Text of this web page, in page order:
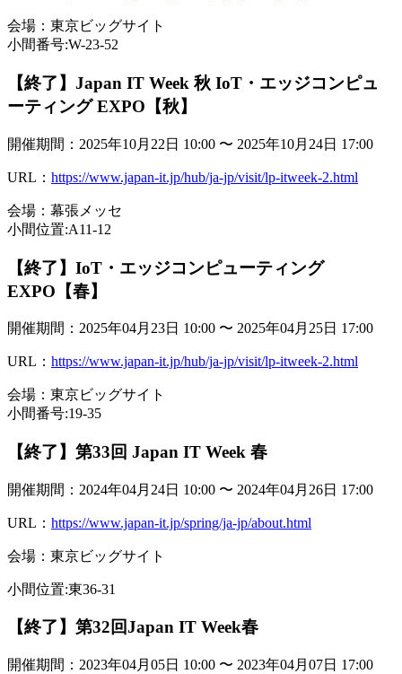
会場：東京ビッグサイト
小間番号:W-23-52
【終了】Japan IT Week 秋 IoT・エッジコンピュ
ーティング EXPO【秋】
開催期間：2025年10月22日 10:00 〜 2025年10月24日 17:00
URL： https://www.japan-it.jp/hub/ja-jp/visit/lp-itweek-2.html
会場：幕張メッセ
小間位置:A11-12
【終了】IoT・エッジコンピューティング
EXPO【春】
開催期間：2025年04月23日 10:00 〜 2025年04月25日 17:00
URL： https://www.japan-it.jp/hub/ja-jp/visit/lp-itweek-2.html
会場：東京ビッグサイト
小間番号:19-35
【終了】第33回 Japan IT Week 春
開催期間：2024年04月24日 10:00 〜 2024年04月26日 17:00
URL： https://www.japan-it.jp/spring/ja-jp/about.html
会場：東京ビッグサイト
小間位置:東36-31
【終了】第32回Japan IT Week春
開催期間：2023年04月05日 10:00 〜 2023年04月07日 17:00